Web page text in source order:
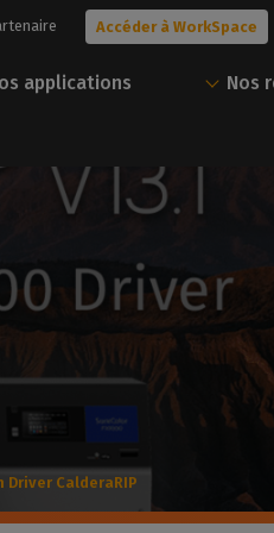
solutions, ou
avec
applications
gratuit
Nos experts vous aident à choisir la
meilleure solution pour vos besoins.
Nous contacter
Nos
seul compte
Téléchargez nos ressources
vos solutions Caldera via
Accéder à WorkSpace
Accéder à WorkSpace
Driver CalderaRIP